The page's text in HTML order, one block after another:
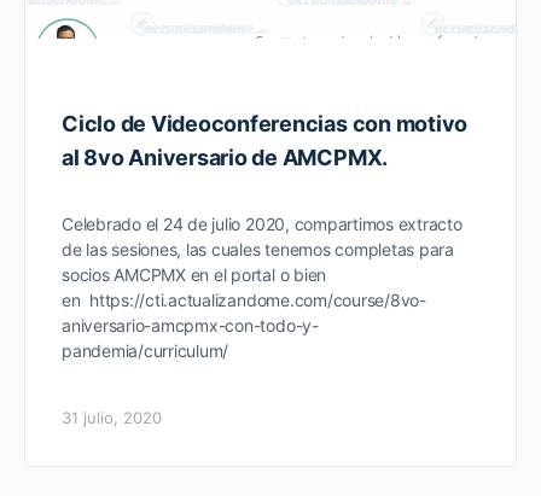
Ciclo de Videoconferencias con motivo
al 8vo Aniversario de AMCPMX.
Celebrado el 24 de julio 2020, compartimos extracto
de las sesiones, las cuales tenemos completas para
socios AMCPMX en el portal o bien
en https://cti.actualizandome.com/course/8vo-
aniversario-amcpmx-con-todo-y-
pandemia/curriculum/
31 julio, 2020